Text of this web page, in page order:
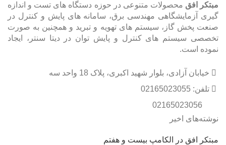
مبتکر افق محصولات متنوعی در حوزه دستگاه های تست و اندازه
گیری آزمایشگاهی مهندسی برق، سامانه های پایش و کنترل در
صنعت پخش گاز، سیستم های تهویه و تبرید و همچنین به صورت
تخصصی سیستم های کنترل و پایش توان در دیتا سنتر، ایجاد
نموده است.
خیابان آزادی، بلوار شهید اکبری، پلاک 18 واحد سه
تلفن: 02165023055
نوشته‌های اخیر
مبتکر افق در الکامپ بیست و هفتم